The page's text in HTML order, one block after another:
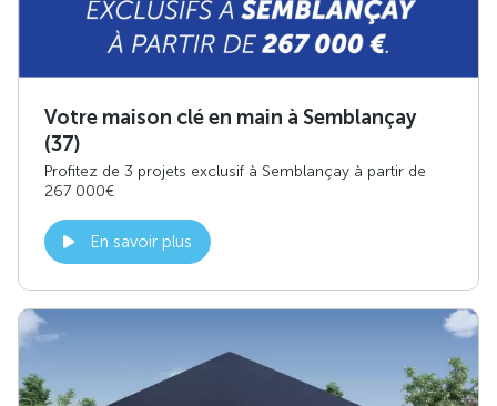
Votre maison clé en main à Semblançay
(37)
Profitez de 3 projets exclusif à Semblançay à partir de
267 000€
En savoir plus